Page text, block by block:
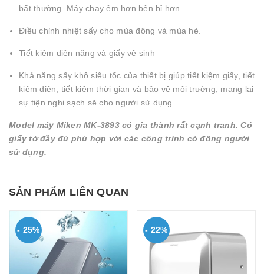
bất thường. Máy chạy êm hơn bên bỉ hơn.
Điều chỉnh nhiệt sấy cho mùa đông và mùa hè.
Tiết kiệm điện năng và giấy vệ sinh
Khả năng sấy khô siêu tốc của thiết bị giúp tiết kiệm giấy, tiết
kiệm điện, tiết kiệm thời gian và bảo vệ môi trường, mang lại
sự tiện nghi sạch sẽ cho người sử dụng.
Model máy Miken MK-3893 có gia thành rất cạnh tranh. Có
giấy tờ đầy đủ phù hợp với các công trình có đông người
sử dụng.
SẢN PHẨM LIÊN QUAN
- 25% - 22%